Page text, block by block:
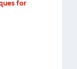
for